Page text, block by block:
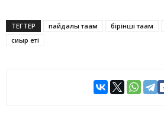
ТЕГТЕР пайдалы тағам бірінші тағам
сиыр еті